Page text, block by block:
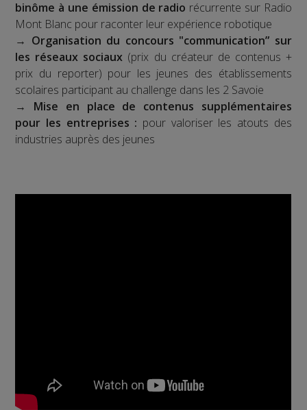
binôme à une émission de radio récurrente sur Radio
Mont Blanc pour raconter leur expérience robotique
→ Organisation du concours "communication” sur
les réseaux sociaux (prix du créateur de contenus +
prix du reporter) pour les jeunes des établissements
scolaires participant au challenge dans les 2 Savoie
→ Mise en place de contenus supplémentaires
pour les entreprises : pour valoriser les atouts des
industries auprès des jeunes